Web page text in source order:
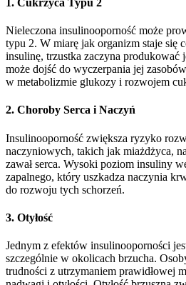
Nieleczona insulinooporność może
typu 2. W miarę jak organizm staje się
insulinę, trzustka zaczyna produkować
może dojść do wyczerpania jej
w metabolizmie glukozy i rozwojem
2. Choroby Serca i Naczyń
Insulinooporność zwiększa ryzyko
naczyniowych, takich jak miażdżyca,
zawał serca. Wysoki poziom insuliny
zapalnego, który uszkadza naczynia
do rozwoju tych schorzeń.
3. Otyłość
Jednym z efektów insulinooporności
szczególnie w okolicach brzucha.
trudności z utrzymaniem prawidłowej